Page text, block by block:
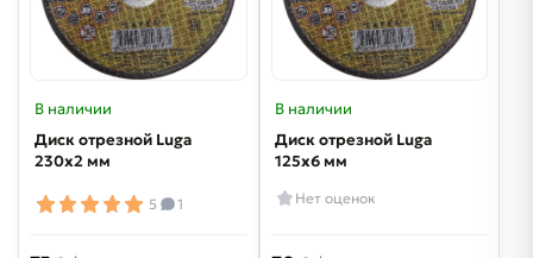
В наличии
Диск отрезной Luga
230х2 мм
5 1
В наличии
Диск отрезной Luga
125х6 мм
Нет оценок